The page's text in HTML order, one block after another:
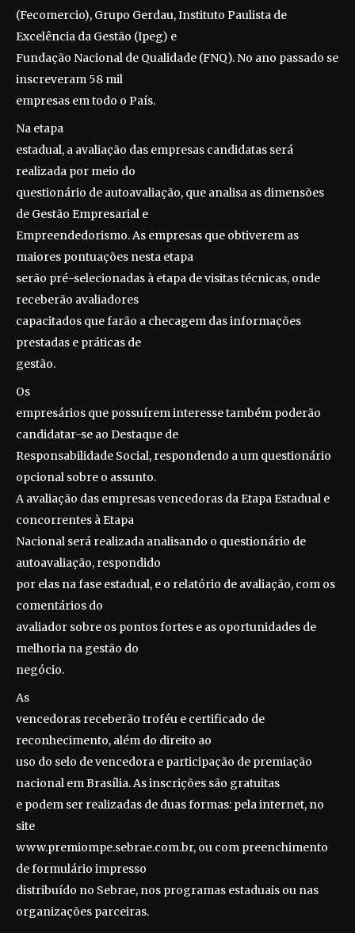
(Fecomercio), Grupo Gerdau, Instituto Paulista de
Excelência da Gestão (Ipeg) e
Fundação Nacional de Qualidade (FNQ). No ano passado se
inscreveram 58 mil
empresas em todo o País.
Na etapa
estadual, a avaliação das empresas candidatas será
realizada por meio do
questionário de autoavaliação, que analisa as dimensões
de Gestão Empresarial e
Empreendedorismo. As empresas que obtiverem as
maiores pontuações nesta etapa
serão pré-selecionadas à etapa de visitas técnicas, onde
receberão avaliadores
capacitados que farão a checagem das informações
prestadas e práticas de
gestão.
Os
empresários que possuírem interesse também poderão
candidatar-se ao Destaque de
Responsabilidade Social, respondendo a um questionário
opcional sobre o assunto.
A avaliação das empresas vencedoras da Etapa Estadual e
concorrentes à Etapa
Nacional será realizada analisando o questionário de
autoavaliação, respondido
por elas na fase estadual, e o relatório de avaliação, com os
comentários do
avaliador sobre os pontos fortes e as oportunidades de
melhoria na gestão do
negócio.
As
vencedoras receberão troféu e certificado de
reconhecimento, além do direito ao
uso do selo de vencedora e participação de premiação
nacional em Brasília.As inscrições são gratuitas
e podem ser realizadas de duas formas: pela internet, no
site
www.premiompe.sebrae.com.br, ou com preenchimento
de formulário impresso
distribuído no Sebrae, nos programas estaduais ou nas
organizações parceiras.